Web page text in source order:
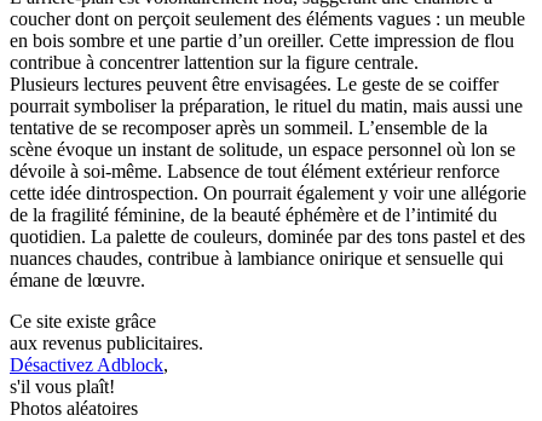
coucher dont on perçoit seulement des éléments vagues : un meuble
en bois sombre et une partie d’un oreiller. Cette impression de flou
contribue à concentrer lattention sur la figure centrale.
Plusieurs lectures peuvent être envisagées. Le geste de se coiffer
pourrait symboliser la préparation, le rituel du matin, mais aussi une
tentative de se recomposer après un sommeil. L’ensemble de la
scène évoque un instant de solitude, un espace personnel où lon se
dévoile à soi-même. Labsence de tout élément extérieur renforce
cette idée dintrospection. On pourrait également y voir une allégorie
de la fragilité féminine, de la beauté éphémère et de l’intimité du
quotidien. La palette de couleurs, dominée par des tons pastel et des
nuances chaudes, contribue à lambiance onirique et sensuelle qui
émane de lœuvre.
Ce site existe grâce
aux revenus publicitaires.
Désactivez Adblock,
s'il vous plaît!
Photos aléatoires